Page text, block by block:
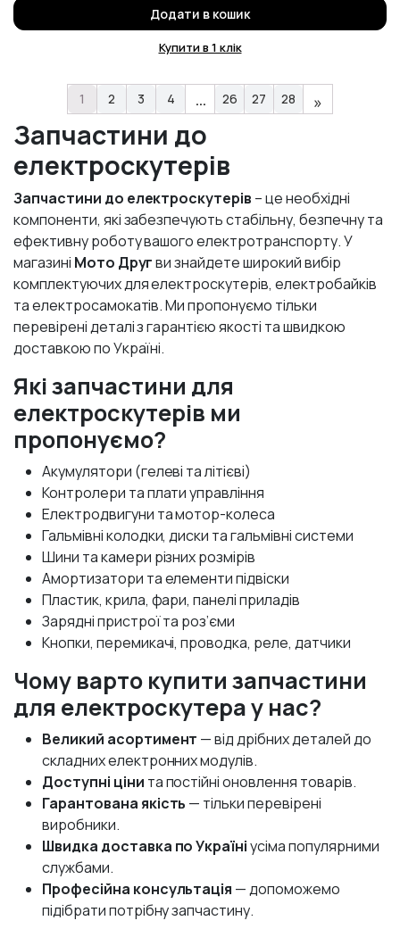
Додати в кошик
Купити в 1 клік
1 2 3 4 … 26 27 28 »
Запчастини до
електроскутерів
Запчастини до електроскутерів – це необхідні
компоненти, які забезпечують стабільну, безпечну та
ефективну роботу вашого електротранспорту. У
магазині Мото Другви знайдете широкий вибір
комплектуючих для електроскутерів, електробайків
та електросамокатів. Ми пропонуємо тільки
перевірені деталі з гарантією якості та швидкою
доставкою по Україні.
Які запчастини для
електроскутерів ми
пропонуємо?
Акумулятори (гелеві та літієві)
Контролери та плати управління
Електродвигуни та мотор-колеса
Гальмівні колодки, диски та гальмівні системи
Шини та камери різних розмірів
Амортизатори та елементи підвіски
Пластик, крила, фари, панелі приладів
Зарядні пристрої та роз’єми
Кнопки, перемикачі, проводка, реле, датчики
Чому варто купити запчастини
для електроскутера у нас?
Великий асортимент — від дрібних деталей до
складних електронних модулів.
Доступні ціни та постійні оновлення товарів.
Гарантована якість — тільки перевірені
виробники.
Швидка доставка по Україніусіма популярними
службами.
Професійна консультація — допоможемо
підібрати потрібну запчастину.